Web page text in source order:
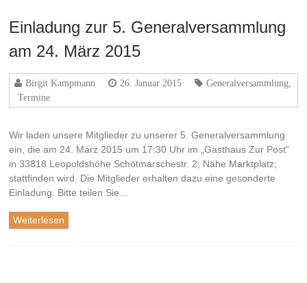
Einladung zur 5. Generalversammlung
am 24. März 2015
Birgit Kampmann 26. Januar 2015 Generalversammlung
Termine
Wir laden unsere Mitglieder zu unserer 5. Generalversammlung
ein, die am 24. März 2015 um 17:30 Uhr im „Gasthaus Zur Post“
in 33818 Leopoldshöhe Schötmarschestr. 2; Nähe Marktplatz;
stattfinden wird. Die Mitglieder erhalten dazu eine gesonderte
Einladung. Bitte teilen Sie…
Weiterlesen